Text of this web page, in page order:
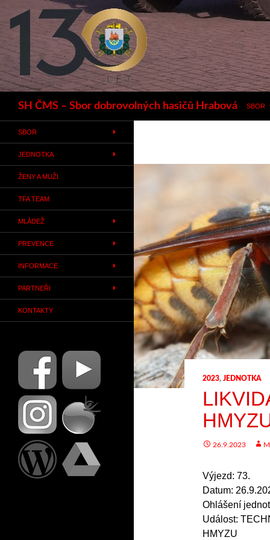
SH ČMS – Sbor dobrovolných hasičů Hrabová SBOR
2023, JEDNOTKA
26.9.2023
Výjezd: 73.
Datum:
Ohlášení
Událost:
HMYZU
SBOR
JEDNOTKA
ŽENY A MUŽI
TFA TEAM
MLÁDEŽ
PREVENCE
INFORMACE
PARTNEŘI
KONTAKTY